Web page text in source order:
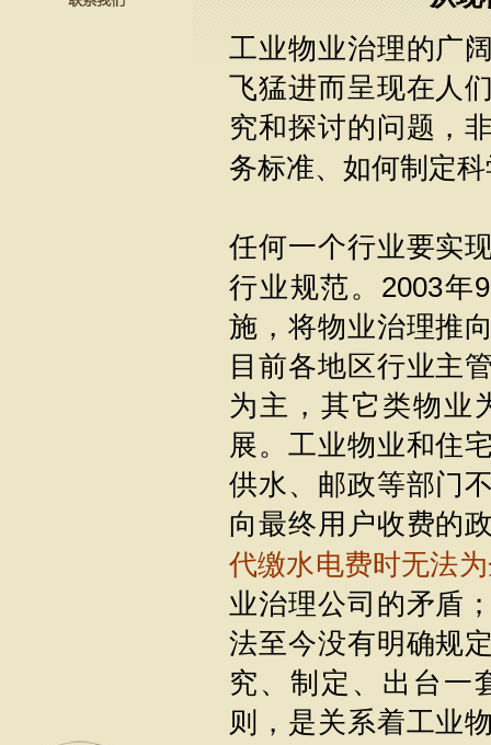
工业物业治理的广
飞猛进而呈现在人
究和探讨的问题，
务标准、如何制定
任何一个行业要实
行业规范。 2003年9
施，将物业治理推
目前各地区行业主
为主，其它类物业
展。工业物业和住
供水、邮政等部门
向最终用户收费的
代缴水电费时无法
业治理公司的矛盾
法至今没有明确规
究、制定、出台一
则，是关系着工业